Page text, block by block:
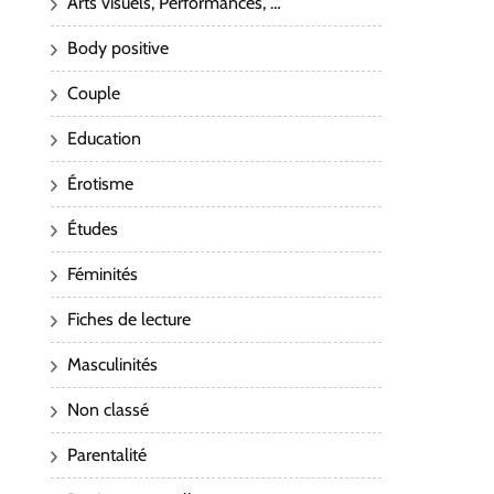
Body positive
Couple
Education
Érotisme
Études
Féminités
Fiches de lecture
Masculinités
Non classé
Parentalité